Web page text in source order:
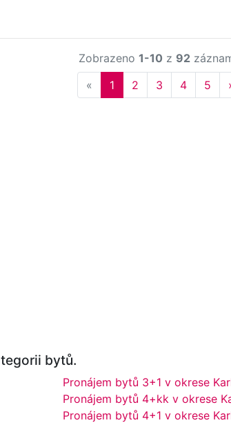
Zobrazeno 1-10 z 92
« Previous
1 2 3 4 5
bytů.
Pronájem bytů 3+1 v okrese
Pronájem bytů 4+kk v okrese
Pronájem bytů 4+1 v okrese